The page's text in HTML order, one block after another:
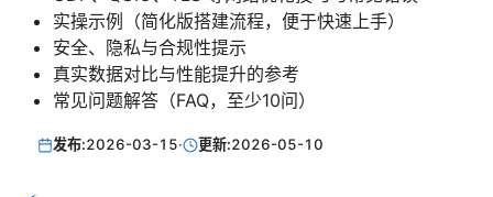
实操示例（简化版搭建流程，便于快速上手）
安全、隐私与合规性提示
真实数据对比与性能提升的参考
常见问题解答（FAQ，至少10问）
发布:2026-03-15· 更新:2026-05-10